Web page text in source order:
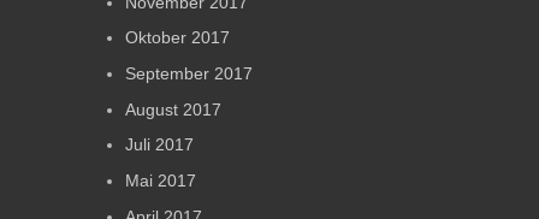
Oktober 2017
September 2017
August 2017
Juli 2017
Mai 2017